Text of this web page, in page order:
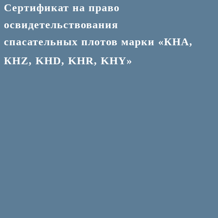
Сертификат на право
освидетельствования
спасательных плотов марки «КНА,
КНZ, KHD, KHR, KHY»